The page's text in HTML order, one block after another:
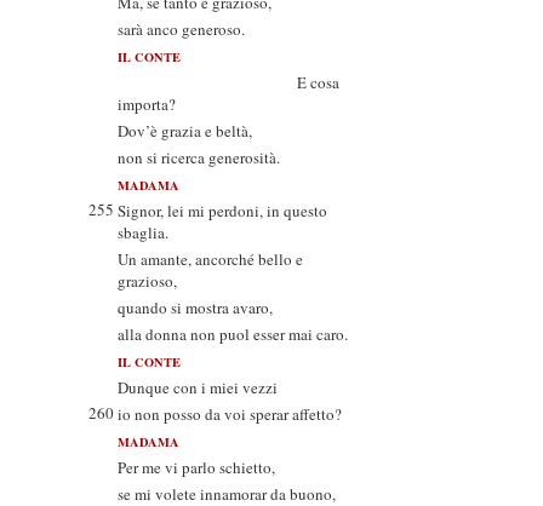
sarà anco generoso.
IL CONTE
E cosa
importa?
Dov’è grazia e beltà,
non si ricerca generosità.
MADAMA
255 Signor, lei mi perdoni, in questo
sbaglia.
Un amante, ancorché bello e
grazioso,
quando si mostra avaro,
alla donna non puol esser mai caro.
IL CONTE
Dunque con i miei vezzi
260io non posso da voi sperar affetto?
MADAMA
Per me vi parlo schietto,
se mi volete innamorar da buono,